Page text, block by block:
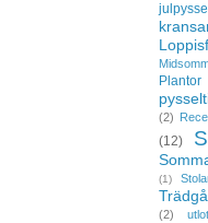
julpyssel
Plantor
(2)
(12)
(1)
(2)